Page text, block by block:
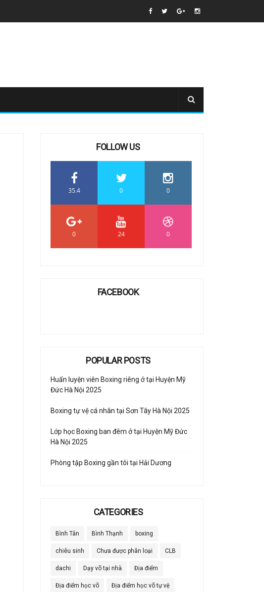
FOLLOW US
35.4 0 0
0 24 0
FACEBOOK
POPULAR POSTS
Huấn luyện viên Boxing riêng ở tại Huyện Mỹ
Đức Hà Nội 2025
Boxing tự vệ cá nhân tại Sơn Tây Hà Nội 2025
Lớp học Boxing ban đêm ở tại Huyện Mỹ Đức
Hà Nội 2025
Phòng tập Boxing gần tôi tại Hải Dương
CATEGORIES
Bình Tân Bình Thạnh boxing
chiêu sinh Chưa được phân loại CLB
dachi Dạy võ tại nhà Địa điểm
Địa điểm học võ Địa điểm học võ tự vệ